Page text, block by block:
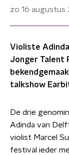
zo 16 augustus
Violiste
Jonger Talent
talkshow
De drie
Adinda van
violist Marcel
festival ieder